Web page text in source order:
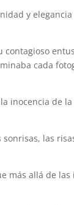
y
cada
inocencia de
las
más allá de las